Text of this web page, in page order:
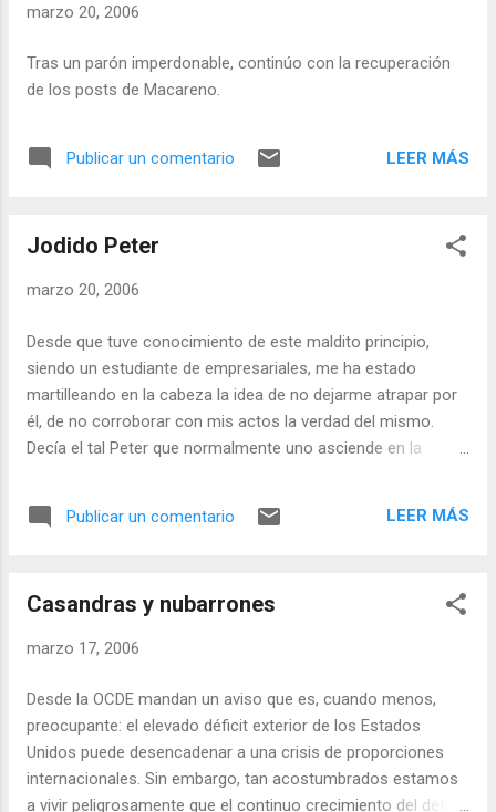
marzo 20, 2006
Tras un parón imperdonable, continúo con la recuperación
de los posts de Macareno.
Publicar un comentario LEER MÁS
Jodido Peter
marzo 20, 2006
Desde que tuve conocimiento de este maldito principio,
siendo un estudiante de empresariales, me ha estado
martilleando en la cabeza la idea de no dejarme atrapar por
él, de no corroborar con mis actos la verdad del mismo.
Decía el tal Peter que normalmente uno asciende en la
de no llegar a ser una sujeto más de tal principio: una, ser
competencia de todos los eslabones de la cadena. Lo
primero es mantener con el propio ego una batalla
ego suele ser muy persuasivo. Tan cegado he estado todos
estos años mirándome el ombligo para escudriñar mis
limitaciones y mi ego, que se me han pasado cuestiones de
carácter adyacente muy relacionadas con el ...
Publicar un comentario LEER MÁS
Casandras y nubarrones
marzo 17, 2006
Desde la OCDE mandan un aviso que es, cuando menos,
preocupante: el elevado déficit exterior de los Estados
Unidos puede desencadenar a una crisis de proporciones
internacionales. Sin embargo, tan acostumbrados estamos
a vivir peligrosamente que el continuo crecimiento del déficit